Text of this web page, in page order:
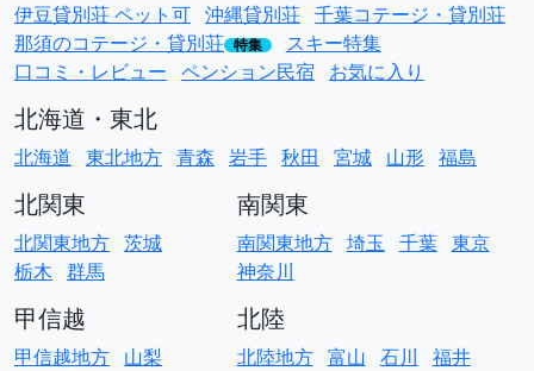
伊豆貸別荘 ペット可 沖縄貸別荘 千葉コテージ・貸別荘
那須のコテージ・貸別荘 特集
スキー特集
口コミ・レビュー ペンション民宿 お気に入り
北海道・東北
北海道 東北地方 青森 岩手 秋田 宮城 山形 福島
北関東
北関東地方 茨城
栃木 群馬
南関東
南関東地方 埼玉 千葉 東京
神奈川
甲信越
甲信越地方 山梨
北陸
北陸地方 富山 石川 福井